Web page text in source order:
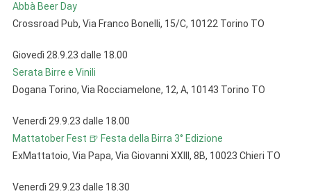
Abbà Beer Day
Crossroad Pub, Via Franco Bonelli, 15/C, 10122 Torino TO
Giovedì 28.9.23 dalle 18.00
Serata Birre e Vinili
Dogana Torino, Via Rocciamelone, 12, A, 10143 Torino TO
Venerdì 29.9.23 dalle 18.00
Mattatober Fest 🍺 Festa della Birra 3° Edizione
ExMattatoio, Via Papa, Via Giovanni XXIII, 8B, 10023 Chieri TO
Venerdì 29.9.23 dalle 18.30